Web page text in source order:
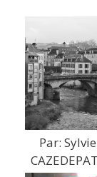
Par: Sylvie